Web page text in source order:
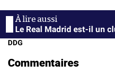
Le Real Madrid est-il un
DDG
Commentaires